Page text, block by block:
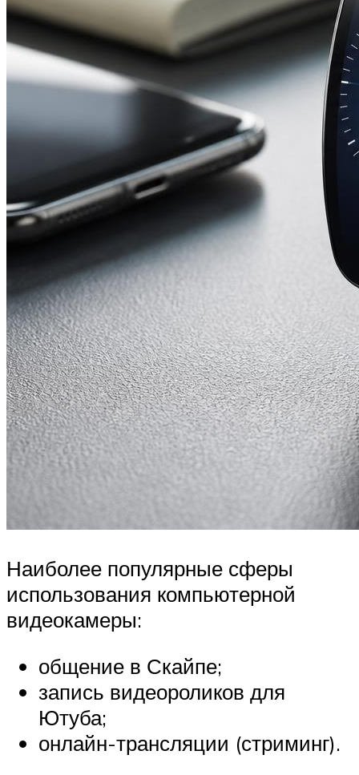
Наиболее популярные сферы
использования компьютерной
видеокамеры:
общение в Скайпе;
запись видеороликов для
Ютуба;
онлайн-трансляции (стриминг).